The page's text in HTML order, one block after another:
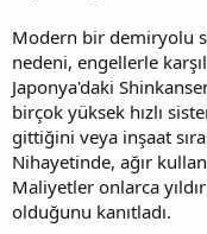
Modern bir demiryolu
nedeni, engellerle
Japonya'daki
birçok yüksek hızlı
gittiğini veya inşaat
Nihayetinde, ağır
Maliyetler onlarca
olduğunu kanıtladı.